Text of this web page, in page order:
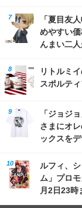
「夏目友
めやすい
んまい二
リトルミ
スポルテ
「ジョジ
さまにオ
ックスを
ルフィ、
ム」プロ
月2日23時